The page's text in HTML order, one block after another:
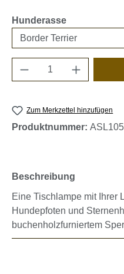
Hunderasseauswählen
Produkt Anzahl:
Zum Merkzettel hinzufügen
Produktnummer:
Beschreibung
Eine Tischlampe mit Ihrer
Hundepfoten und
buchenholzfurniertem